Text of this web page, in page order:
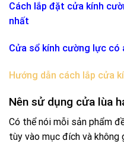
Cách lắp đặt cửa kính
nhất
Cửa sổ kính cường lực có
Hướng dẫn cách lắp cửa
Nên sử dụng cửa lùa
Có thể nói mỗi sản phẩm
tùy vào mục đích và không